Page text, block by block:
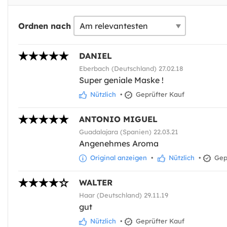
Ordnen nach
DANIEL
Eberbach (Deutschland) 27.02.18
Super geniale Maske !
Nützlich • Geprüfter Kauf
ANTONIO MIGUEL
Guadalajara (Spanien) 22.03.21
Angenehmes Aroma
Original anzeigen • Nützlich •
WALTER
Haar (Deutschland) 29.11.19
gut
Nützlich • Geprüfter Kauf